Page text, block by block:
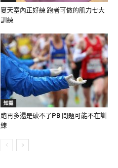
夏天室內正好練 跑者可做的肌力七大
訓練
知識
跑再多還是破不了PB 問題可能不在訓
練